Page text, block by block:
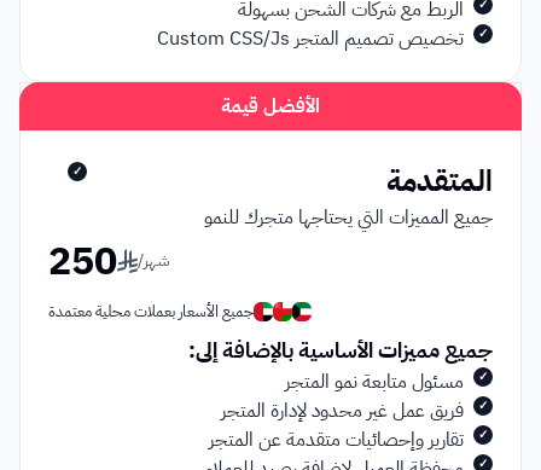
الأفضل قيمة
المتقدمة ✓
جميع المميزات التي يحتاجها متجرك للنمو
شهر/
250
جميع الأسعار بعملات محلية معتمدة
جميع مميزات الأساسية بالإضافة إلى:
مسئول متابعة نمو المتجر ✓
فريق عمل غير محدود لإدارة المتجر ✓
تقارير وإحصائيات متقدمة عن المتجر ✓
✓
الربط مع شركات الشحن بسهولة ✓
تخصيص تصميم المتجر Custom CSS/Js ✓